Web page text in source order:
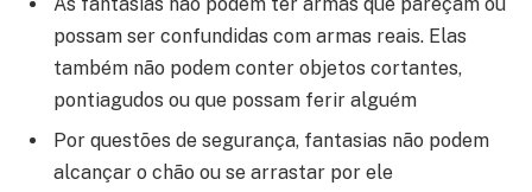
possam ser confundidas com armas reais. Elas
também não podem conter objetos cortantes,
pontiagudos ou que possam ferir alguém
Por questões de segurança, fantasias não podem
alcançar o chão ou se arrastar por ele